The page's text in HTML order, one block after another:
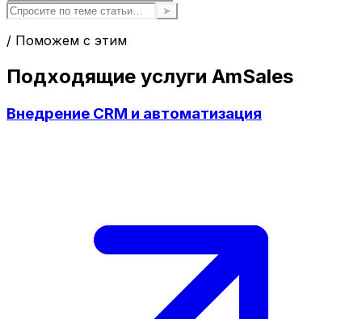
➤
/ Поможем с этим
Подходящие услуги AmSales
Внедрение CRM и автоматизация